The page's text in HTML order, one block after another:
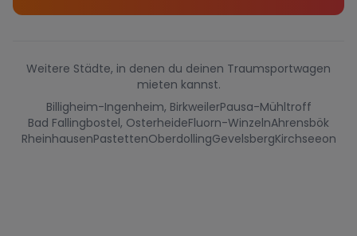
Weitere Städte, in denen du deinen Traumsportwagen
mieten kannst.
Billigheim-Ingenheim, BirkweilerPausa-Mühltroff
Bad Fallingbostel, OsterheideFluorn-WinzelnAhrensbök
RheinhausenPastettenOberdollingGevelsbergKirchseeon